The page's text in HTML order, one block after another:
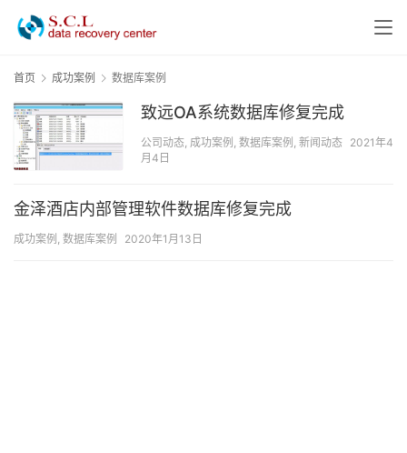
首页 成功案例 数据库案例
致远OA系统数据库修复完成
公司动态, 成功案例 , 数据库案例 , 新闻动态 2021年4
月4日
金泽酒店内部管理软件数据库修复完成
成功案例 , 数据库案例 2020年1月13日